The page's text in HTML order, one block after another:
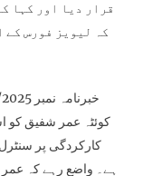
قرار دیا اور کہا
کہ لیویز فورس کے
کوئٹہ عمر شفیق کو
ہے۔ واضع رہے کہ